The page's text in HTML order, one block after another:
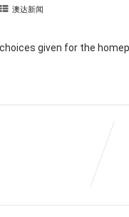
澳达新闻
given for the